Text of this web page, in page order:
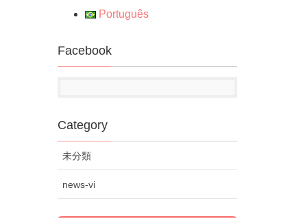
Português
Facebook
Category
未分類
news-vi